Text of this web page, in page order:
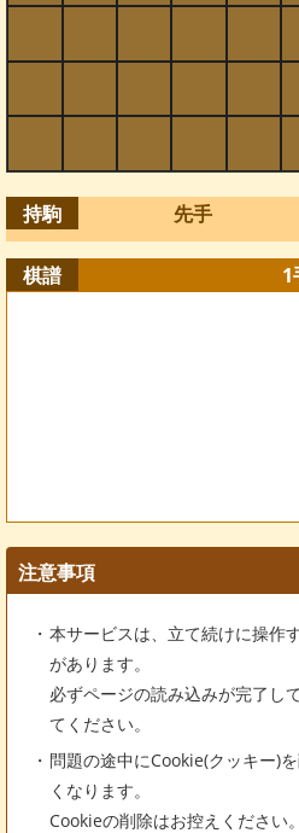
持駒 先手
棋譜 1
注意事項
本サービスは、立て続けに操作
があります。
必ずページの読み込みが完了し
てください。
問題の途中にCookie(クッキー)
くなります。
Cookieの削除はお控えください。